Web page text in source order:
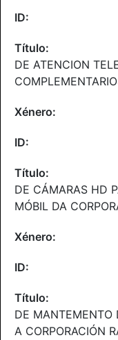
DE ATENCION
DE CÁMARAS HD
MÓBIL DA
DE MANTEMENTO
A CORPORACIÓN